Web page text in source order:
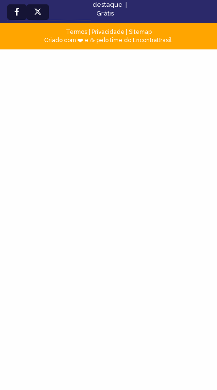
destaque |
Grátis
Termos| Privacidade
Sitemap
Criado com ❤️ e ☕ pelo time do EncontraBrasil